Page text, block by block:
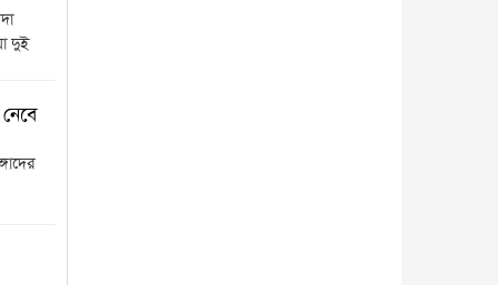
দুই